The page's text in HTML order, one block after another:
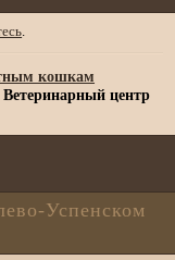
.
кошкам
Ветеринарный центр
Успенском